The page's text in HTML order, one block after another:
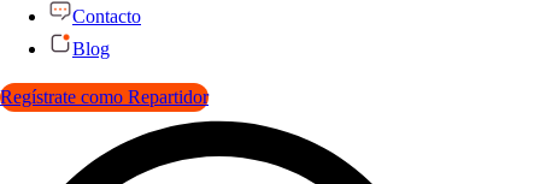
Contacto
Blog
Regístrate como Repartidor